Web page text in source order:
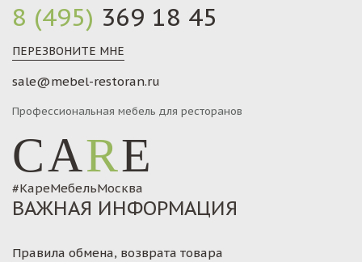
8 (495) 369 18 45
ПЕРЕЗВОНИТЕ МНЕ
sale@mebel-restoran.ru
Профессиональная мебель для ресторанов
CARE
#КареМебельМосква
ВАЖНАЯ ИНФОРМАЦИЯ
Правила обмена, возврата товара